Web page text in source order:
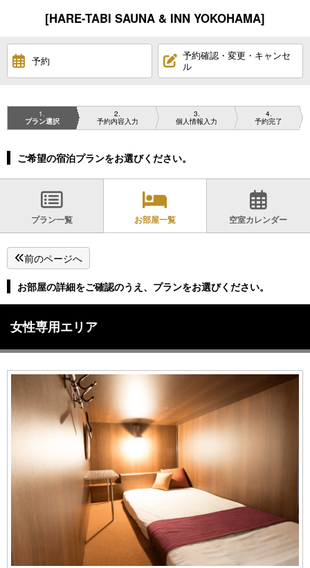
[HARE-TABI SAUNA & INN YOKOHAMA]
予約
予約確認・変更・キャンセ
ル
1
プラン選択
2
予約内容入力
3
個人情報入力
4
予約完了
ご希望の宿泊プランをお選びください。
プラン一覧 お部屋一覧 空室カレンダー
前のページへ
お部屋の詳細をご確認のうえ、プランをお選びください。
女性専用エリア